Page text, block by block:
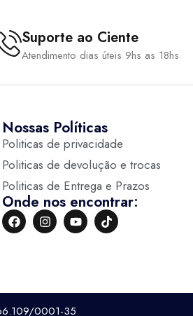
Suporte ao Ciente
Atendimento dias úteis 9hs as 18hs
Nossas Políticas
Politicas de privacidade
Politicas de devolução e trocas
Politicas de Entrega e Prazos
Onde nos encontrar:
0001-35